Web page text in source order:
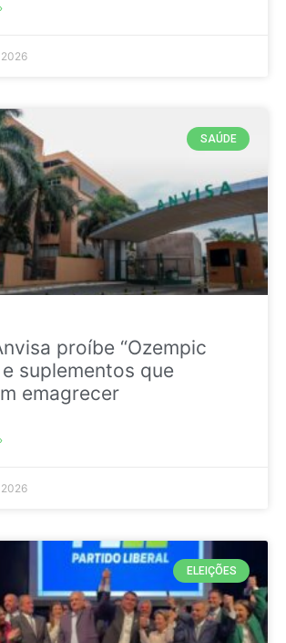
SAÚDE
proíbe “Ozempic
suplementos que
emagrecer
ELEIÇÕES